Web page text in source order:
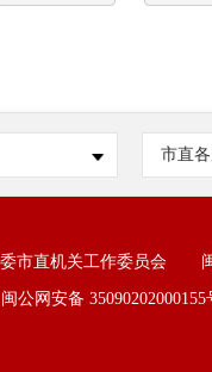
市直
市直机关工作委员会
闽公网安备 35090202000155